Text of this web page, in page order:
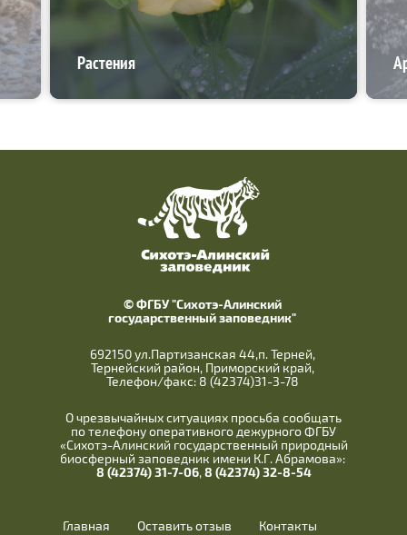
Растения
© ФГБУ "Сихотэ-Алинский
государственный заповедник"
692150 ул.Партизанская 44,п. Терней,
Тернейский район, Приморский край,
Телефон/факс: 8 (42374)31-3-78
О чрезвычайных ситуациях просьба сообщать
по телефону оперативного дежурного ФГБУ
«Сихотэ-Алинский государственный природный
биосферный заповедник имени К.Г. Абрамова»:
8 (42374) 31-7-06,8 (42374) 32-8-54
Главная Оставить отзыв Контакты